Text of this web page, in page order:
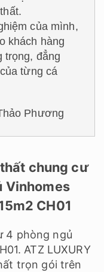
của mình,
khách hàng
trọng, đẳng
từng cá
Phương
chung cư
Vinhomes
CH01
4 phòng ngủ
ATZ LUXURY
trọn gói trên